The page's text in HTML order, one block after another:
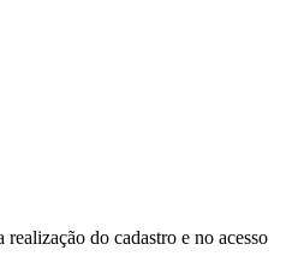
do cadastro e no acesso